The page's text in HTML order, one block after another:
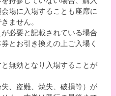
場に入場することも座席に
ません。
必要と記載されている場合
とお引き換えの上ご入場く
無効となり入場することが
、盗難、焼失、破損等）が